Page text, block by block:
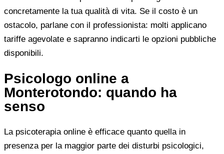
concretamente la tua qualità di vita. Se il costo è un
ostacolo, parlane con il professionista: molti applicano
tariffe agevolate e sapranno indicarti le opzioni pubbliche
disponibili.
Psicologo online a
Monterotondo: quando ha
senso
La psicoterapia online è efficace quanto quella in
presenza per la maggior parte dei disturbi psicologici,